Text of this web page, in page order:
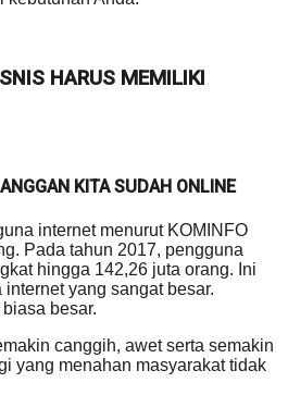
HARUS MEMILIKI
KITA SUDAH ONLINE
internet menurut KOMINFO
Pada tahun 2017, pengguna
hingga 142,26 juta orang. Ini
yang sangat besar.
besar.
canggih, awet serta semakin
yang menahan masyarakat tidak